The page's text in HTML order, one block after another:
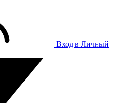
Вход в Личный